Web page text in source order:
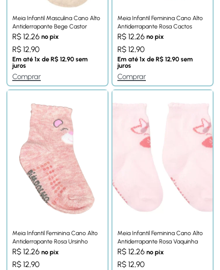
Meia Infantil Masculina Cano Alto
Antiderrapante Bege Castor
R$ 12,26 no pix
R$ 12,90
Em até 1x de R$ 12,90 sem
juros
Comprar
Meia Infantil Feminina Cano Alto
Antiderrapante Rosa Cactos
R$ 12,26 no pix
R$ 12,90
Em até 1x de R$ 12,90 sem
juros
Comprar
Meia Infantil Feminina Cano Alto
Antiderrapante Rosa Ursinho
R$ 12,26 no pix
R$ 12,90
Meia Infantil Feminina Cano Alto
Antiderrapante Rosa Vaquinha
R$ 12,26 no pix
R$ 12,90